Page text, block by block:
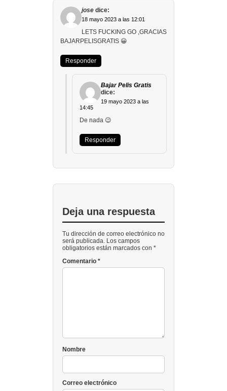
jose dice:
18 mayo 2023 a las 12:01
LETS FUCKING GO ,GRACIAS
BAJARPELISGRATIS 😀
Responder
Bajar Pelis Gratis
dice:
19 mayo 2023 a las
14:45
De nada 😉
Responder
Deja una respuesta
Tu dirección de correo electrónico no
será publicada. Los campos
obligatorios están marcados con *
Comentario *
Nombre
Correo electrónico